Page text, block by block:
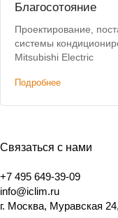
Благосотояние
Проектирование,
системы
Mitsubishi Electric
Подробнее
Связаться с нами
+7 495 649-39-09
info@iclim.ru
г. Москва, Муравская